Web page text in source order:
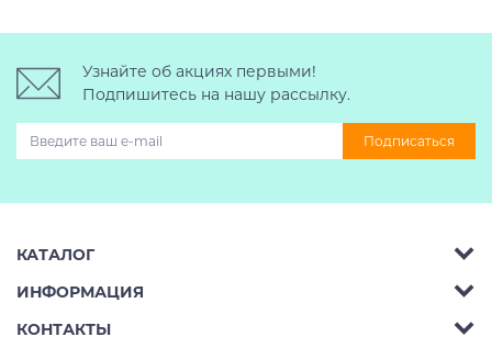
Узнайте об акциях первыми!
Подпишитесь на нашу рассылку.
Подписаться
КАТАЛОГ
Багажник на крышу авто
Автобоксы
ИНФОРМАЦИЯ
Аренда
КОНТАКТЫ